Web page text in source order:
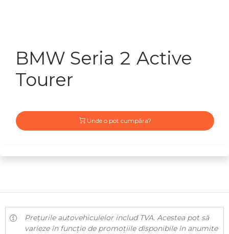
BMW Seria 2 Active
Tourer
Unde o pot cumpăra?
Prețurile autovehiculelor includ TVA. Acestea pot să
varieze în funcție de promoțiile disponibile în anumite